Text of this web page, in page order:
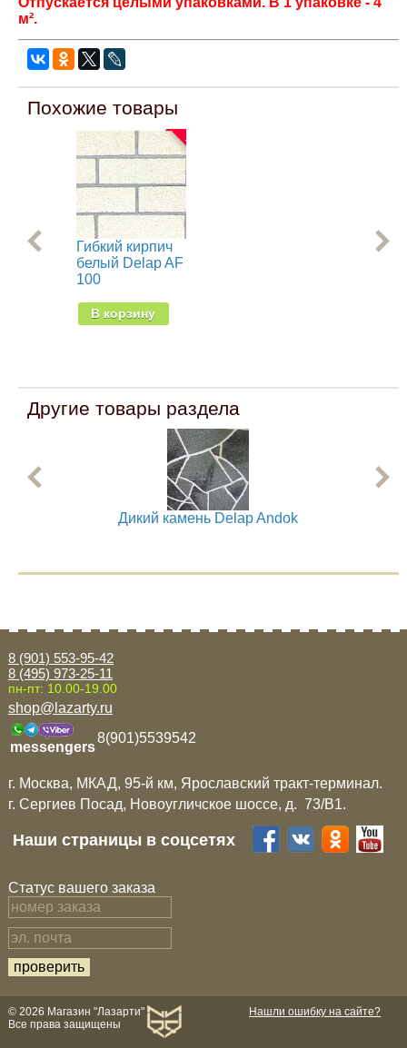
м².
Похожие товары
Гибкий кирпич
белый Delap AF
100
В корзину
Другие товары раздела
Дикий камень Delap Andok
8 (901) 553-95-42
8 (495) 973-25-11
пн-пт: 10.00-19.00
shop@lazarty.ru
messengers
8(901)5539542
г. Москва, МКАД, 95-й км, Ярославский тракт-терминал.
г. Сергиев Посад, Новоугличское шоссе, д. 73/B1.
Наши страницы в соцсетях
Статус вашего заказа
Нашли ошибку на сайте?
© 2026 Магазин "Лазарти"
Все права защищены